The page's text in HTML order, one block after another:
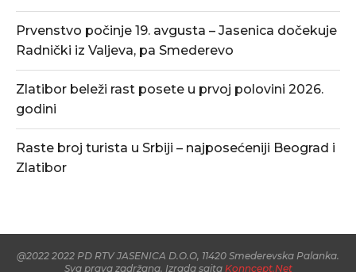
Prvenstvo počinje 19. avgusta – Jasenica dočekuje
Radnički iz Valjeva, pa Smederevo
Zlatibor beleži rast posete u prvoj polovini 2026.
godini
Raste broj turista u Srbiji – najposećeniji Beograd i
Zlatibor
@2022 2022 PD RTV JASENICA D.O.O, 11420 Smederevska Palanka.
Sva prava zadržana. Izrada sajta Konncept.Net